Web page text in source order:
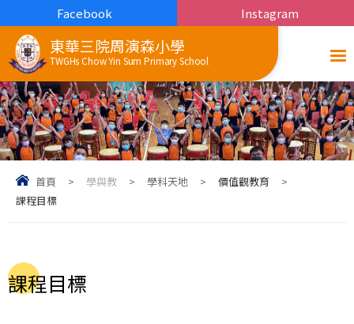
東華三院周演森小學
TWGHs Chow Yin Sum Primary School
Facebook Instagram
首頁 > 學與教 > 學科天地 > 價值觀教育
>
課程目標
課程目標